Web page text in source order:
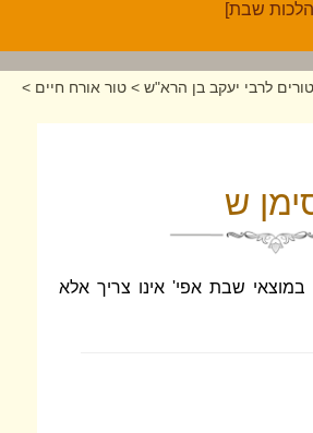
לרבי יעקב בן הרא"ש > טור אורח חיים >
ש
שבת אפי' אינו צריך אלא